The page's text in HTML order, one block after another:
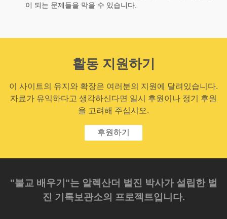
이 되는 문제들을 막을 수 있습니다.
활동 지원하기
이 사이트의 유지와 확장은 여러분의 지원에 달려있습니다.
자료가 유익하다고 생각하신다면 일시 후원이나 정기 후원
을 고려해 주십시오.
후원하기
"불교 배우기"는 알렉산더 벌진 박사가 설립한 벌
진 기록보관소의 프로젝트입니다.